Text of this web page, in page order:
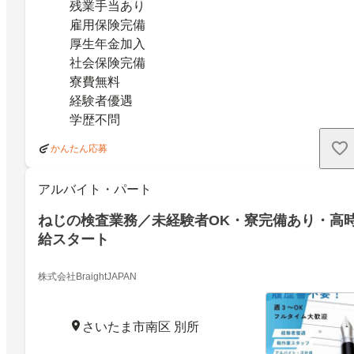
残業手当あり
雇用保険完備
厚生年金加入
社会保険完備
寮費無料
経験者優遇
学歴不問
かんたん応募
アルバイト・パート
ねじの検査業務／未経験者OK・寮完備あり・高
給スタート
株式会社BraightJAPAN
さいたま市南区 別所